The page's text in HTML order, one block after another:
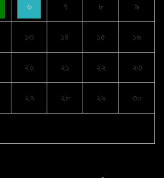
৬ ৭ ৮ ৯
১৩ ১৪ ১৫ ১৬
২০ ২১ ২২ ২৩
২৭ ২৮ ২৯ ৩০